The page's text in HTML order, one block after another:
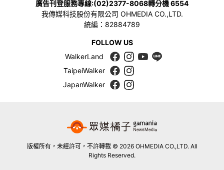
廣告刊登服務專線:(02)2377-8068轉分機 6554
我傳媒科技股份有限公司 OHMEDIA CO.,LTD.
統編：82884789
FOLLOW US
WalkerLand
TaipeiWalker
JapanWalker
版權所有，未經許可，不許轉載 © 2026 OHMEDIA CO.,LTD. All
Rights Reserved.